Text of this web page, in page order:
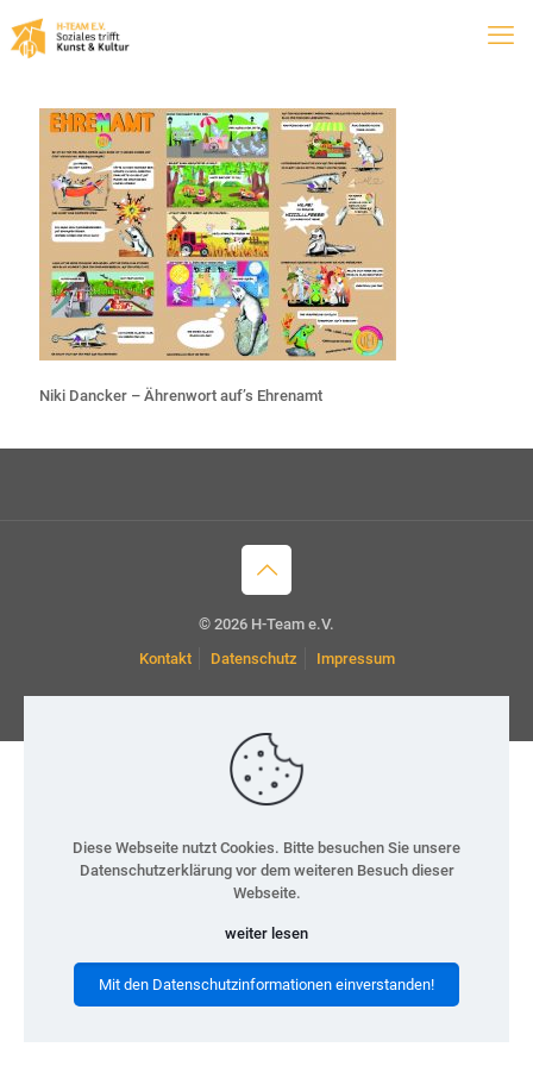
Niki Dancker – Ährenwort auf’s Ehrenamt
© 2026 H-Team e.V.
Kontakt
Datenschutz Impressum
Diese Webseite nutzt Cookies. Bitte besuchen Sie unsere
Datenschutzerklärung vor dem weiteren Besuch dieser
Webseite.
weiter lesen
Mit den Datenschutzinformationen einverstanden!